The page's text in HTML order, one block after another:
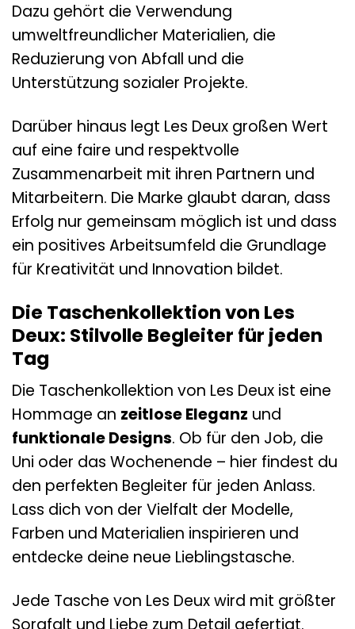
Dazu gehört die Verwendung
umweltfreundlicher Materialien, die
Reduzierung von Abfall und die
Unterstützung sozialer Projekte.
Darüber hinaus legt Les Deux großen Wert
auf eine faire und respektvolle
Zusammenarbeit mit ihren Partnern und
Mitarbeitern. Die Marke glaubt daran, dass
Erfolg nur gemeinsam möglich ist und dass
ein positives Arbeitsumfeld die Grundlage
für Kreativität und Innovation bildet.
Die Taschenkollektion von Les
Deux: Stilvolle Begleiter für jeden
Tag
Die Taschenkollektion von Les Deux ist eine
Hommage an zeitlose Eleganz und
funktionale Designs. Ob für den Job, die
Uni oder das Wochenende – hier findest du
den perfekten Begleiter für jeden Anlass.
Lass dich von der Vielfalt der Modelle,
Farben und Materialien inspirieren und
entdecke deine neue Lieblingstasche.
Jede Tasche von Les Deux wird mit größter